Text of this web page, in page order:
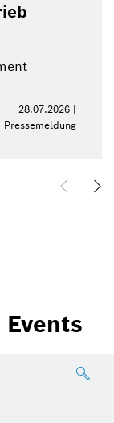
28.07.2026 |
Pressemeldung